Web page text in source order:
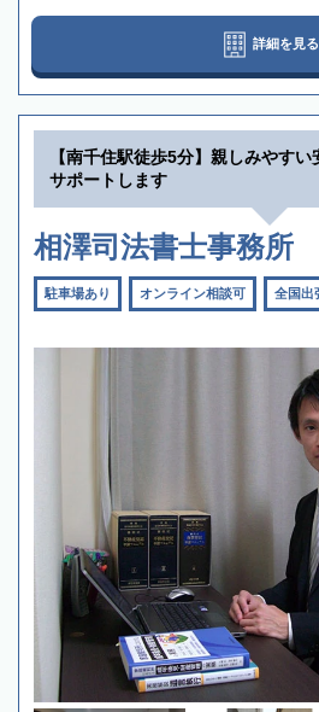
詳細を見る
【南千住駅徒歩5分】親しみやす
サポートします
相澤司法書士事務所
駐車場あり オンライン相談可 全国出